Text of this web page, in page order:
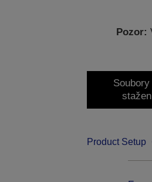
Pozor:
Soubory
Product Setup